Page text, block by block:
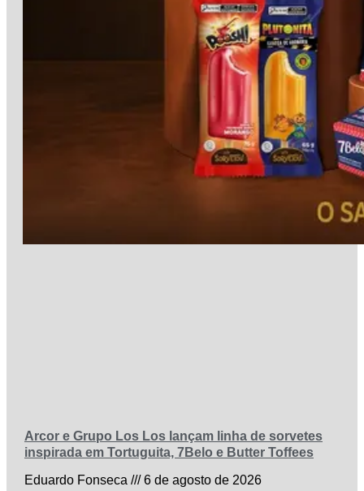
Arcor e Grupo Los Los lançam linha de sorvetes
inspirada em Tortuguita, 7Belo e Butter Toffees
Eduardo Fonseca
6 de agosto de 2026